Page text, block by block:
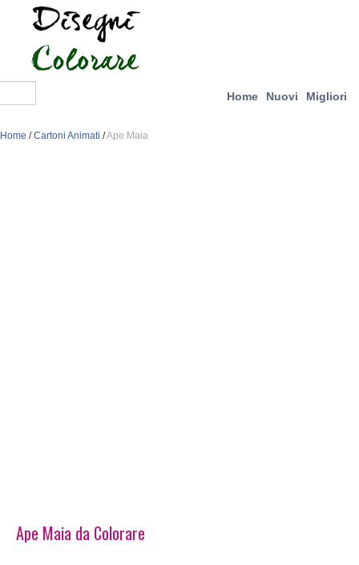
Home Nuovi Migliori
Home /Cartoni Animati /Ape Maia
Ape Maia da Colorare